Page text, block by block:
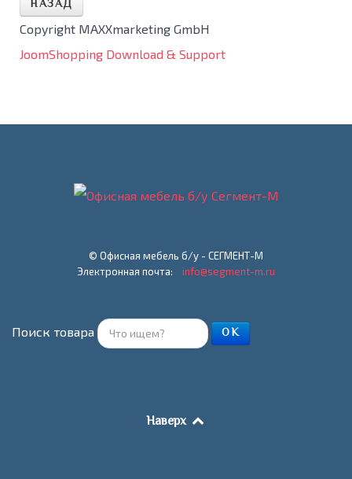
Copyright MAXXmarketing GmbH
JoomShopping Download & Support
© Офисная мебель б/у - СЕГМЕНТ-М
Электронная почта: info@segment-m.ru
Поиск товара ОК
Наверх